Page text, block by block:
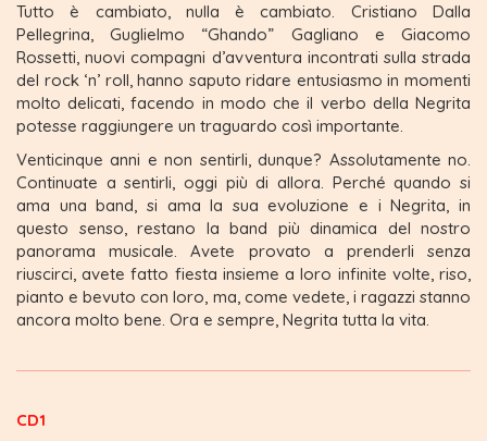
Tutto è cambiato, nulla è cambiato. Cristiano Dalla
Pellegrina, Guglielmo “Ghando” Gagliano e Giacomo
Rossetti, nuovi compagni d’avventura incontrati sulla strada
del rock ‘n’ roll, hanno saputo ridare entusiasmo in momenti
molto delicati, facendo in modo che il verbo della Negrita
potesse raggiungere un traguardo così importante.
Venticinque anni e non sentirli, dunque? Assolutamente no.
Continuate a sentirli, oggi più di allora. Perché quando si
ama una band, si ama la sua evoluzione e i Negrita, in
questo senso, restano la band più dinamica del nostro
panorama musicale. Avete provato a prenderli senza
riuscirci, avete fatto fiesta insieme a loro infinite volte, riso,
pianto e bevuto con loro, ma, come vedete, i ragazzi stanno
ancora molto bene. Ora e sempre, Negrita tutta la vita.
CD1